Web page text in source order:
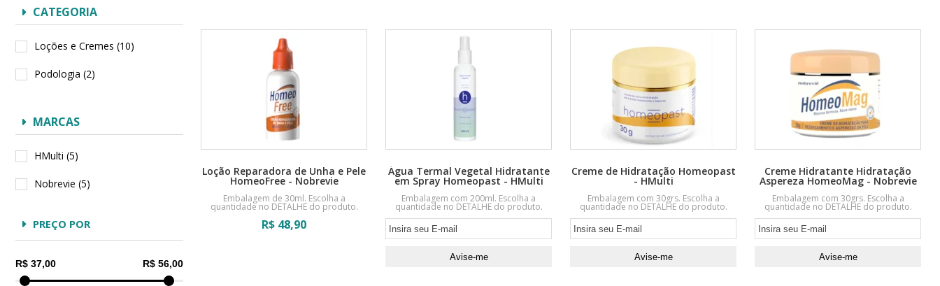
CATEGORIA
Loções e Cremes (10)
Podologia (2)
MARCAS
HMulti (5)
Nobrevie (5)
PREÇO POR
Loção Reparadora de Unha e Pele
HomeoFree - Nobrevie
Embalagem de 30ml. Escolha a
quantidade no DETALHE do produto.
R$ 48,90
Água Termal Vegetal Hidratante
em Spray Homeopast - HMulti
Embalagem com 200ml. Escolha a
quantidade no DETALHE do produto.
Creme de Hidratação Homeopast
- HMulti
Embalagem com 30grs. Escolha a
quantidade no DETALHE do produto.
Creme Hidratante Hidratação
Aspereza HomeoMag - Nobrevie
Embalagem com 30grs. Escolha a
quantidade no DETALHE do produto.